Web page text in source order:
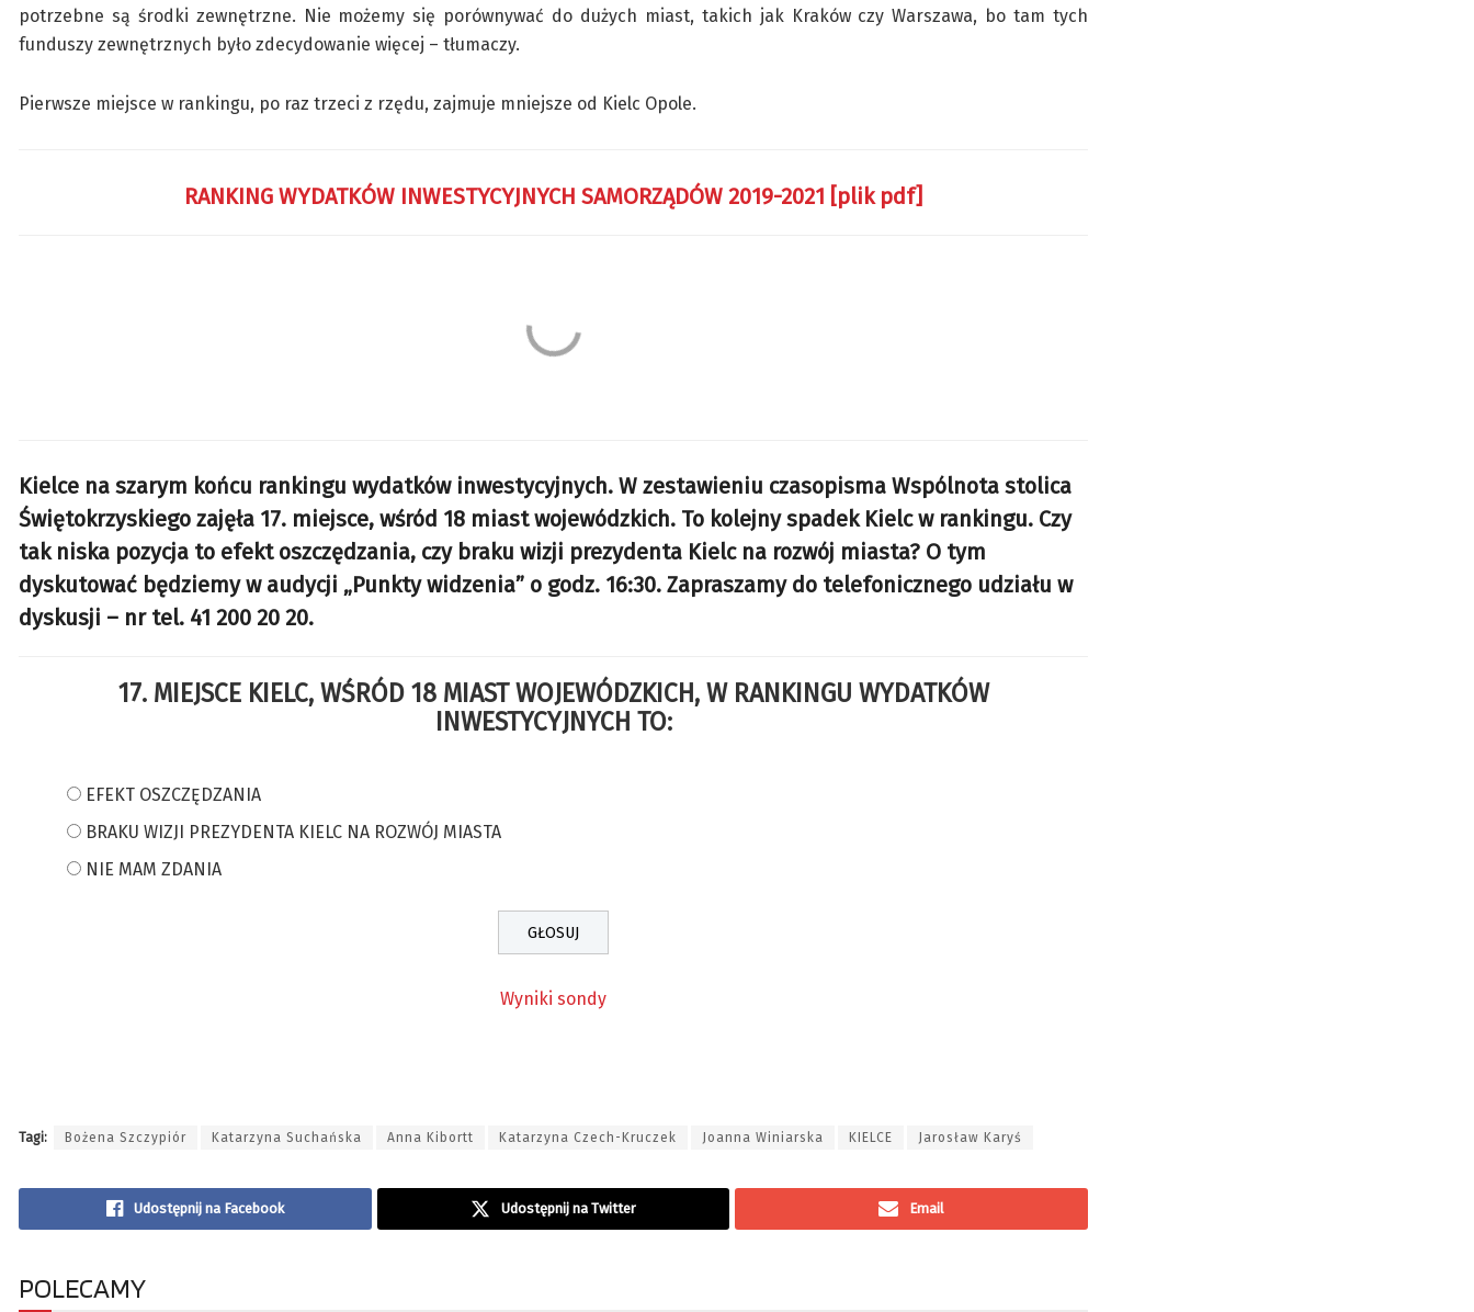
potrzebne są środki zewnętrzne. Nie możemy się porównywać do dużych miast, takich jak Kraków czy Warszawa, bo tam tych
funduszy zewnętrznych było zdecydowanie więcej – tłumaczy.
Pierwsze miejsce w rankingu, po raz trzeci z rzędu, zajmuje mniejsze od Kielc Opole.
RANKING WYDATKÓW INWESTYCYJNYCH SAMORZĄDÓW 2019-2021 [plik pdf]
Kielce na szarym końcu rankingu wydatków inwestycyjnych. W zestawieniu czasopisma Wspólnota stolica
Świętokrzyskiego zajęła 17. miejsce, wśród 18 miast wojewódzkich. To kolejny spadek Kielc w rankingu. Czy
tak niska pozycja to efekt oszczędzania, czy braku wizji prezydenta Kielc na rozwój miasta? O tym
dyskutować będziemy w audycji „Punkty widzenia” o godz. 16:30. Zapraszamy do telefonicznego udziału w
dyskusji – nr tel. 41 200 20 20.
17. MIEJSCE KIELC, WŚRÓD 18 MIAST WOJEWÓDZKICH, W RANKINGU WYDATKÓW
INWESTYCYJNYCH TO:
EFEKT OSZCZĘDZANIA
BRAKU WIZJI PREZYDENTA KIELC NA ROZWÓJ MIASTA
NIE MAM ZDANIA
Wyniki sondy
Tagi: Bożena Szczypiór Katarzyna Suchańska Anna Kibortt Katarzyna Czech-Kruczek Joanna Winiarska KIELCE Jarosław Karyś
Udostępnij na Facebook Udostępnij na Twitter Email
POLECAMY